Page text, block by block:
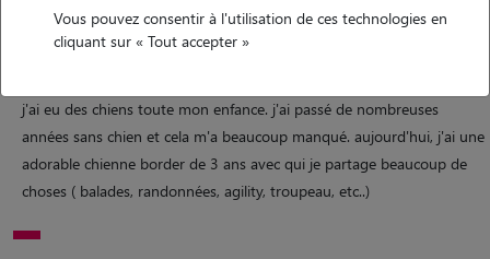
j'ai eu des chiens toute mon enfance. j'ai passé de nombreuses
années sans chien et cela m'a beaucoup manqué. aujourd'hui, j'ai une
adorable chienne border de 3 ans avec qui je partage beaucoup de
choses ( balades, randonnées, agility, troupeau, etc..)
Vous pouvez consentir à l'utilisation de ces technologies en
cliquant sur « Tout accepter »